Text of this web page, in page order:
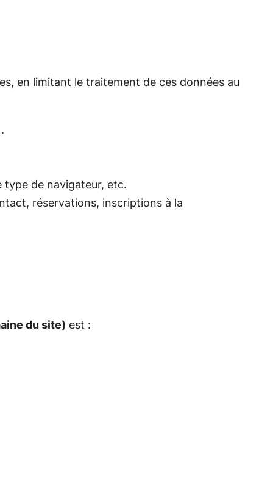
en limitant le traitement de ces données au
type de navigateur, etc.
réservations, inscriptions à la
du site) est :